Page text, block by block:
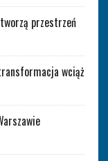
przestrzeń
wciąż